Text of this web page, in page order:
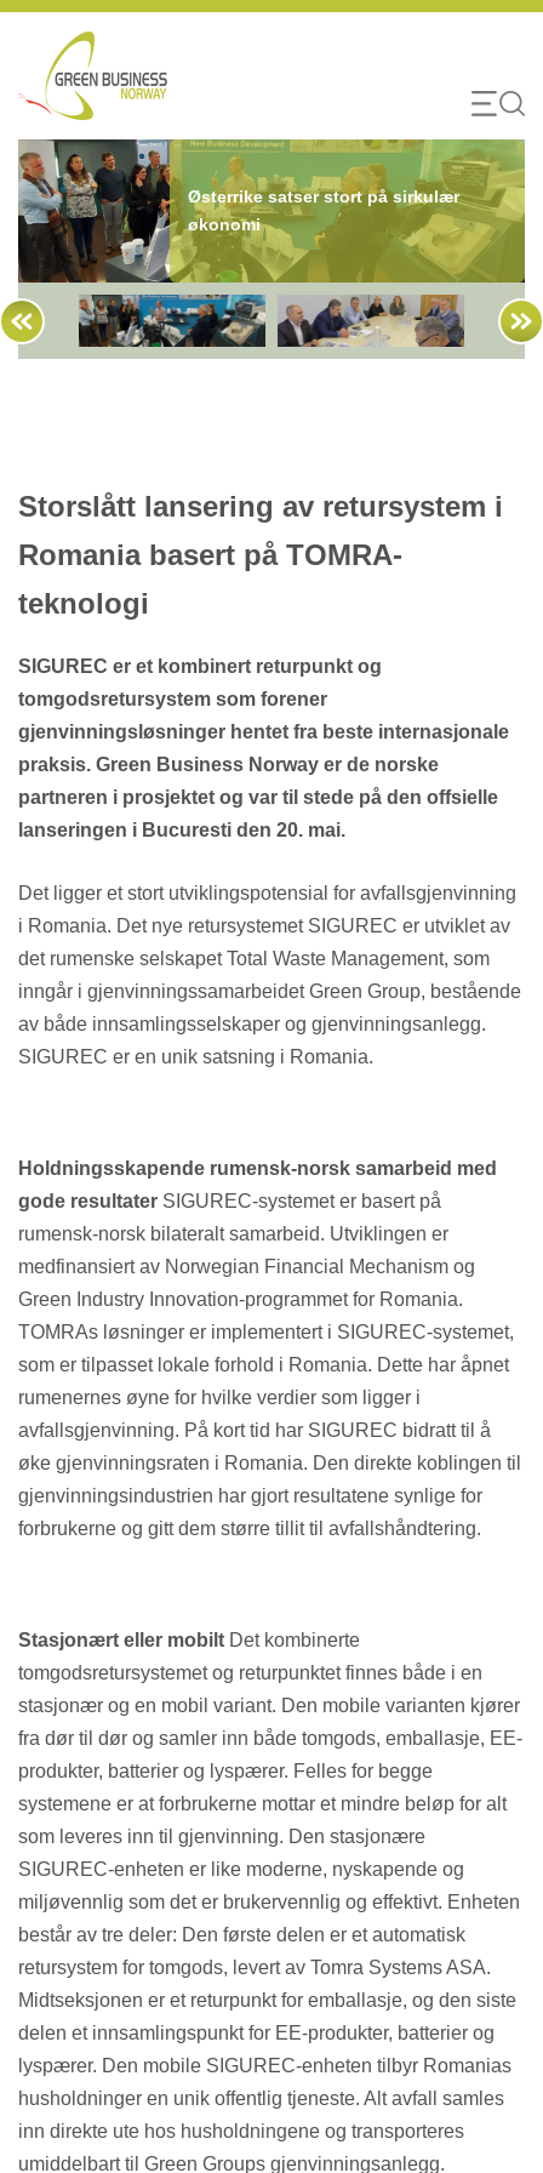
Skip
content
Østerrike satser stort på sirkulær
økonomi
Storslått lansering av retursystem i
Romania basert på TOMRA-
teknologi
SIGUREC er et kombinert returpunkt og
tomgodsretursystem som forener
gjenvinningsløsninger hentet fra beste internasjonale
praksis. Green Business Norway er de norske
partneren i prosjektet og var til stede på den offsielle
lanseringen i Bucuresti den 20. mai.
Det ligger et stort utviklingspotensial for avfallsgjenvinning
i Romania. Det nye retursystemet SIGUREC er utviklet av
det rumenske selskapet Total Waste Management, som
inngår i gjenvinningssamarbeidet Green Group, bestående
av både innsamlingsselskaper og gjenvinningsanlegg.
SIGUREC er en unik satsning i Romania.
Holdningsskapende rumensk-norsk samarbeid med
gode resultater SIGUREC-systemet er basert på
rumensk-norsk bilateralt samarbeid. Utviklingen er
medfinansiert av Norwegian Financial Mechanism og
Green Industry Innovation-programmet for Romania.
TOMRAs løsninger er implementert i SIGUREC-systemet,
som er tilpasset lokale forhold i Romania. Dette har åpnet
rumenernes øyne for hvilke verdier som ligger i
avfallsgjenvinning. På kort tid har SIGUREC bidratt til å
øke gjenvinningsraten i Romania. Den direkte koblingen til
gjenvinningsindustrien har gjort resultatene synlige for
forbrukerne og gitt dem større tillit til avfallshåndtering.
Stasjonært eller mobilt Det kombinerte
tomgodsretursystemet og returpunktet finnes både i en
stasjonær og en mobil variant. Den mobile varianten kjører
fra dør til dør og samler inn både tomgods, emballasje, EE-
produkter, batterier og lyspærer. Felles for begge
systemene er at forbrukerne mottar et mindre beløp for alt
som leveres inn til gjenvinning. Den stasjonære
SIGUREC-enheten er like moderne, nyskapende og
miljøvennlig som det er brukervennlig og effektivt. Enheten
består av tre deler: Den første delen er et automatisk
retursystem for tomgods, levert av Tomra Systems ASA.
Midtseksjonen er et returpunkt for emballasje, og den siste
delen et innsamlingspunkt for EE-produkter, batterier og
lyspærer. Den mobile SIGUREC-enheten tilbyr Romanias
husholdninger en unik offentlig tjeneste. Alt avfall samles
inn direkte ute hos husholdningene og transporteres
umiddelbart til Green Groups gjenvinningsanlegg.